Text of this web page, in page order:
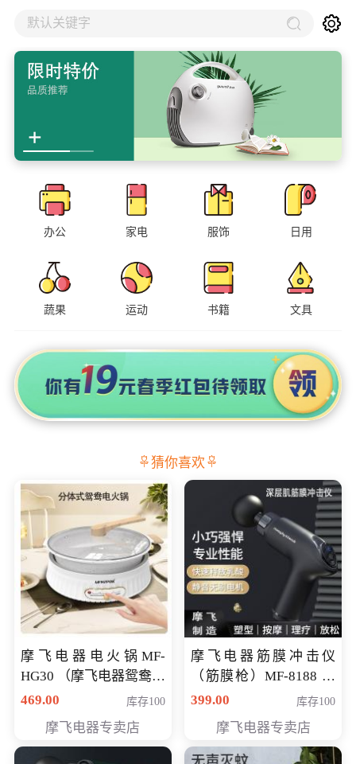
默认关键字
办公 家电 服饰 日用
蔬果 运动 书籍 文具
猜你喜欢
摩飞电器电火锅MF-
HG30 （摩飞电器鸳鸯锅
MF-HG30 ） 会员专享价
469.00 库存100
摩飞电器专卖店
摩飞电器筋膜冲击仪
（筋膜枪）MF-8188 会
员专享价268元
399.00 库存100
摩飞电器专卖店